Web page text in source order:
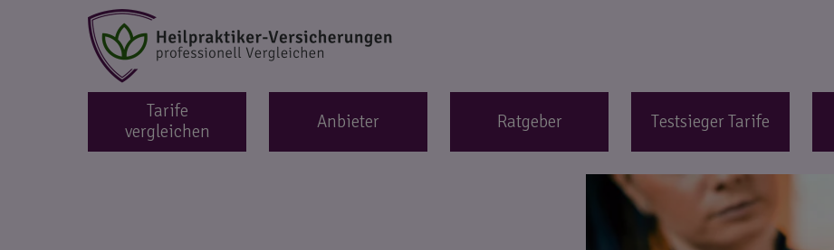
Tarife
vergleichen
Anbieter Ratgeber Testsieger Tarife